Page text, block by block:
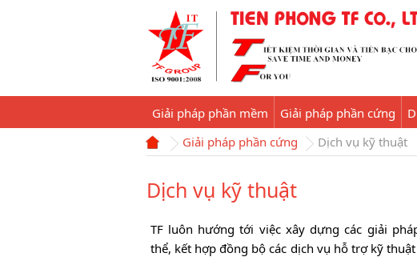
Giải pháp phần mềm Giải pháp phần cứng
Giải pháp phần cứng
Dịch vụ kỹ thuật
Dịch vụ kỹ thuật
TF luôn hướng tới việc xây dựng các giải
thể, kết hợp đồng bộ các dịch vụ hỗ trợ kỹ